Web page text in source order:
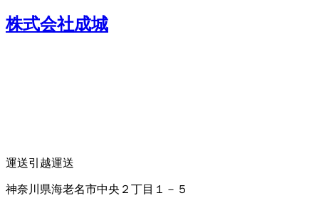
株式会社成城
運送引越運送
神奈川県海老名市中央２丁目１－５